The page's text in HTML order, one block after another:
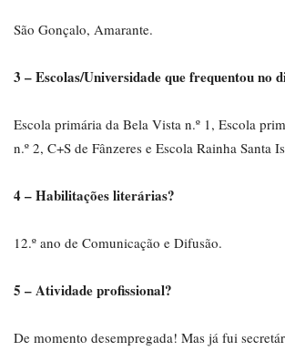
São Gonçalo, Amarante.
3 – Escolas/Universidade que frequentou no
Escola primária da Bela Vista n.º 1, Escola
n.º 2, C+S de Fânzeres e Escola Rainha Santa
4 – Habilitações literárias?
12.º ano de Comunicação e Difusão.
5 – Atividade profissional?
De momento desempregada! Mas já fui